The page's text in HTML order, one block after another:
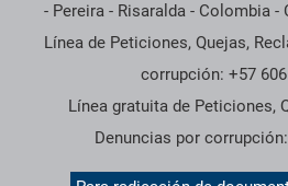
- Pereira - Risaralda - Colombia
Línea de Peticiones, Quejas,
corrupción: +57 606
Línea gratuita de Peticiones,
Denuncias por